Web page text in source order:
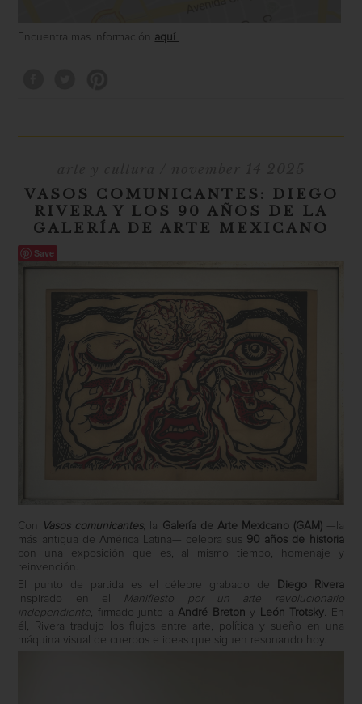
Encuentra mas información aquí
VASOS COMUNICANTES: DIEGO
RIVERA Y LOS 90 AÑOS DE LA
GALERÍA DE ARTE MEXICANO
Save
Con Vasos comunicantes, la Galería de Arte Mexicano (GAM)—la
más antigua de América Latina— celebra sus 90 años de historia
con una exposición que es, al mismo tiempo, homenaje y
reinvención.
El punto de partida es el célebre grabado de
Diego Rivera
inspirado en el Manifiesto por un arte revolucionario
independiente, firmado junto aAndré Breton y León Trotsky. En
él, Rivera tradujo los flujos entre arte, política y sueño en una
máquina visual de cuerpos e ideas que siguen resonando hoy.